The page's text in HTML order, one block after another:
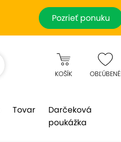
Pozrieť ponuku
KOŠÍK OBĽÚBENÉ
Tovar
Darčeková
poukážka